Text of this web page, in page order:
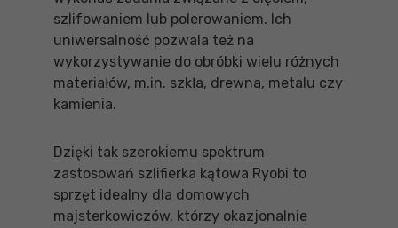
szlifowaniem lub polerowaniem. Ich
uniwersalność pozwala też na
wykorzystywanie do obróbki wielu różnych
materiałów, m.in. szkła, drewna, metalu czy
kamienia.
Dzięki tak szerokiemu spektrum
zastosowań szlifierka kątowa Ryobi to
sprzęt idealny dla domowych
majsterkowiczów, którzy okazjonalnie